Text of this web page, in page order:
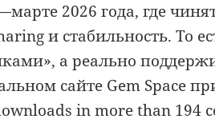
2026 года, где
и стабильность. То
а реально
сайте Gem Space
in more than 194